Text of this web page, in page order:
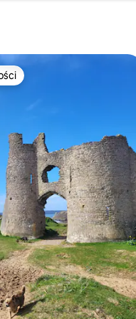
z kategorii Wybór gości